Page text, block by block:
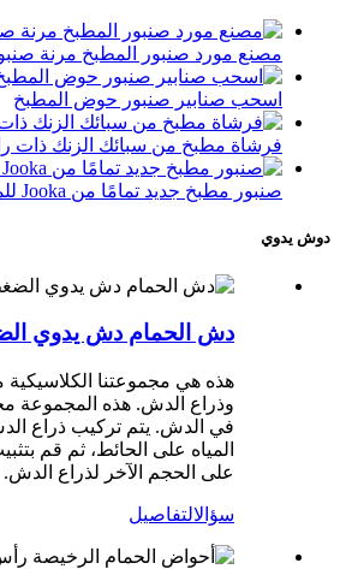
مصنع مورد صنبور المطبخ مرنة
اسحب صنابير صنبور حوض المطبخ
فرشاة مطبخ من سبائك الزنك ذات
صنبور مطبخ جديد تمامًا من Jooka للمياه الباردة
دوش يدوي
دش الحمام دش يدوي
هذه هي مجموعتنا
وذراع الدش. هذه المجموعة
في الدش. يتم تركيب ذراع
المياه على الحائط، ثم قم
على الحجم الآخر لذراع الدش.
سؤالالتفاصيل